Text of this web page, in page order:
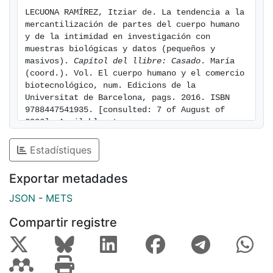
LECUONA RAMÍREZ, Itziar de. La tendencia a la
mercantilización de partes del cuerpo humano
y de la intimidad en investigación con
muestras biológicas y datos (pequeños y
masivos). Capítol del llibre: Casado . María
(coord.). Vol. El cuerpo humano y el comercio
biotecnológico, num. Edicions de la
Universitat de Barcelona, pags. 2016. ISBN
9788447541935. [consulted: 7 of August of
2026]. Available at:
Estadístiques
Exportar metadades
JSON - METS
Compartir registre